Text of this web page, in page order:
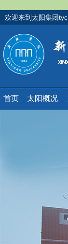
欢迎来到太阳集团
首页 太阳概况